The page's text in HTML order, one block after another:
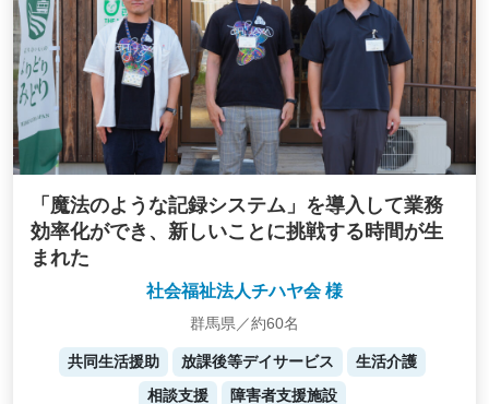
「魔法のような記録システム」を導入して業務
効率化ができ、新しいことに挑戦する時間が生
まれた
社会福祉法人チハヤ会 様
群馬県／約60名
共同生活援助 放課後等デイサービス
生活介護
相談支援
障害者支援施設